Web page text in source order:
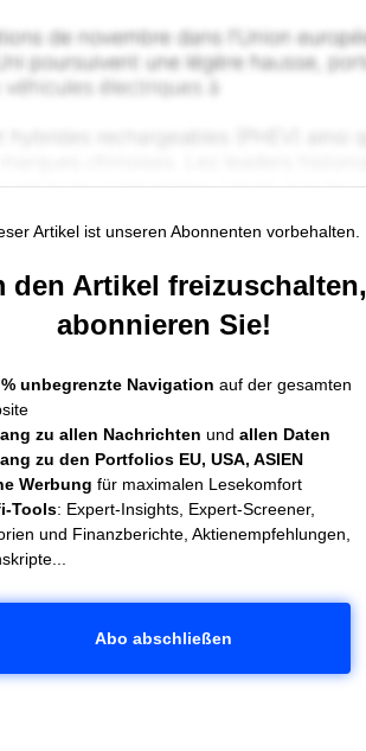
Artikel ist unseren Abonnenten vorbehalten.
den Artikel freizuschalten,
abonnieren Sie!
% unbegrenzte Navigation auf der gesamten
zu allen Nachrichten undallen Daten
zu den Portfolios EU, USA, ASIEN
Werbung für maximalen Lesekomfort
Tools: Expert-Insights, Expert-Screener,
und Finanzberichte, Aktienempfehlungen,
Abo abschließen